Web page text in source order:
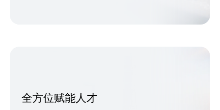
全方位赋能人才